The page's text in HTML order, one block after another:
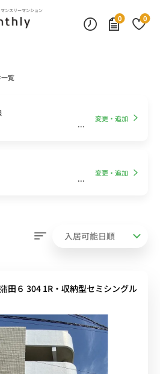
ンスリーマンション
0
0
覧
変更・追加
変更・追加
田６ 304 1R・収納型セミシングル